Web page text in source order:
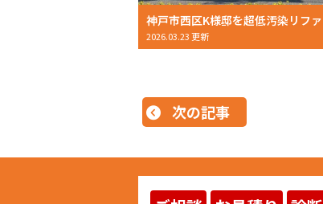
2026.03.23 更新
次の記事